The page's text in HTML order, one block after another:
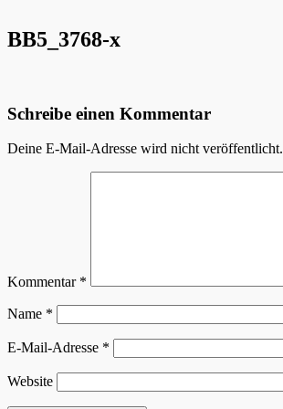
BB5_3768-x
Schreibe einen Kommentar
Deine E-Mail-Adresse wird nicht veröffentlicht.
Kommentar *
Name *
E-Mail-Adresse *
Website